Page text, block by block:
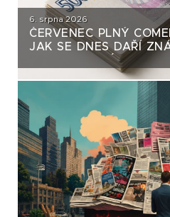
6. srpna 2026
ČERVENEC PLNÝ
JAK SE DNES DAŘÍ
DLUHOPISOVÝM